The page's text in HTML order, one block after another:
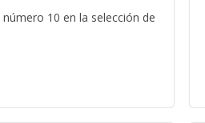
10 en la selección de